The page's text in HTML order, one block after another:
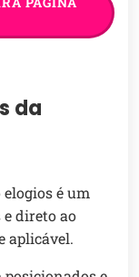
da
elogios é um
e direto ao
aplicável.